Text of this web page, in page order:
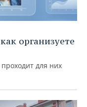
организуете
для них